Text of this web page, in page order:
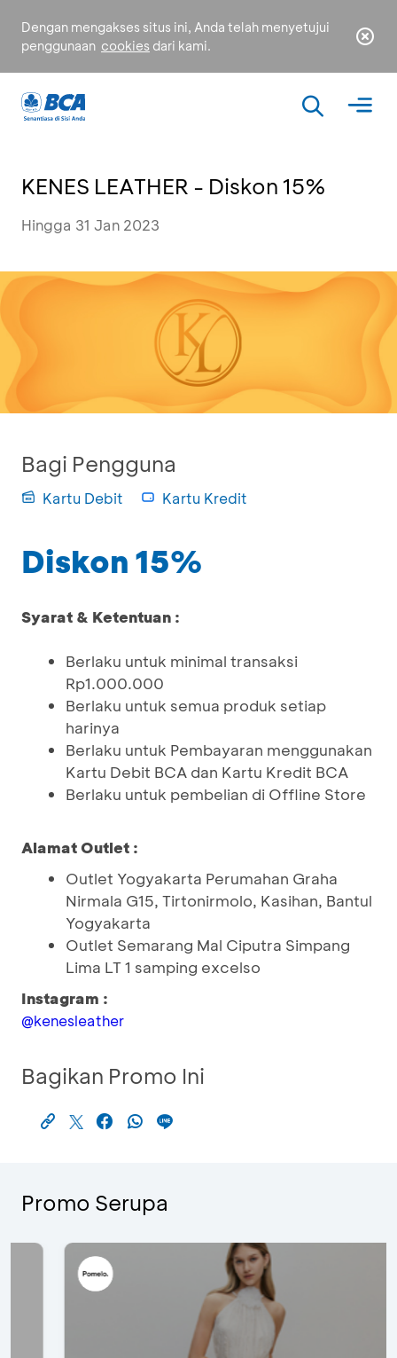
Dengan mengakses situs ini, Anda telah menyetujui
penggunaan cookies dari kami.
KENES LEATHER - Diskon 15%
Hingga 31 Jan 2023
Bagi Pengguna
Kartu Debit Kartu Kredit
Diskon 15%
Syarat & Ketentuan :
Berlaku untuk minimal transaksi
Rp1.000.000
Berlaku untuk semua produk setiap
harinya
Berlaku untuk Pembayaran menggunakan
Kartu Debit BCA dan Kartu Kredit BCA
Berlaku untuk pembelian di Offline Store
Alamat Outlet :
Outlet Yogyakarta Perumahan Graha
Nirmala G15, Tirtonirmolo, Kasihan, Bantul
Yogyakarta
Outlet Semarang Mal Ciputra Simpang
Lima LT 1 samping excelso
Instagram :
@kenesleather
Bagikan Promo Ini
Promo Serupa